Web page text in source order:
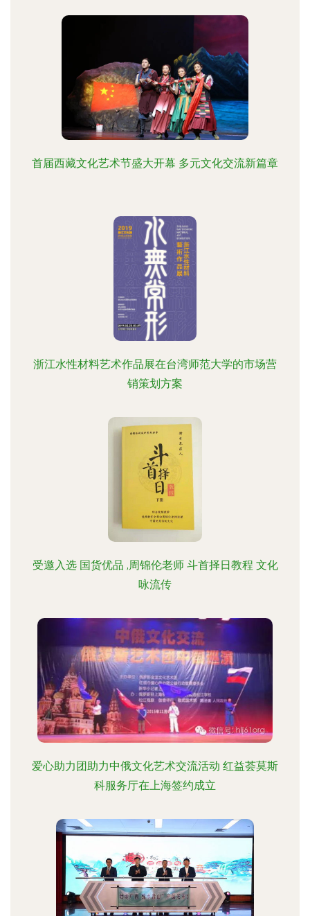
首届西藏文化艺术节盛大开幕 多元文化交流新篇章
浙江水性材料艺术作品展在台湾师范大学的市场营
销策划方案
受邀入选 国货优品 ,周锦伦老师 斗首择日教程 文化
咏流传
爱心助力团助力中俄文化艺术交流活动 红益荟莫斯
科服务厅在上海签约成立